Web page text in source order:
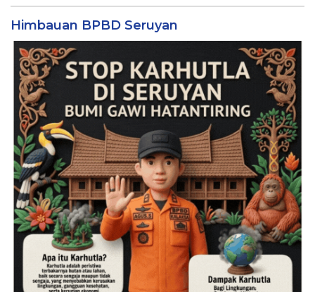
Himbauan BPBD Seruyan